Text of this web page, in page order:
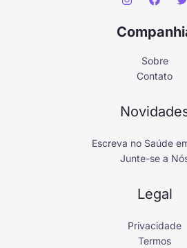
Sobre
Contato
Escreva no Saúde
Junte-se a
Legal
Privacidade
Termos